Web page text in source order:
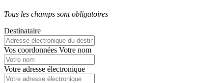
Tous les champs sont obligatoires
Destinataire
Vos coordonnées Votre nom
Votre adresse électronique